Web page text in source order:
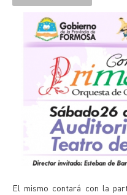
El mismo contará con la